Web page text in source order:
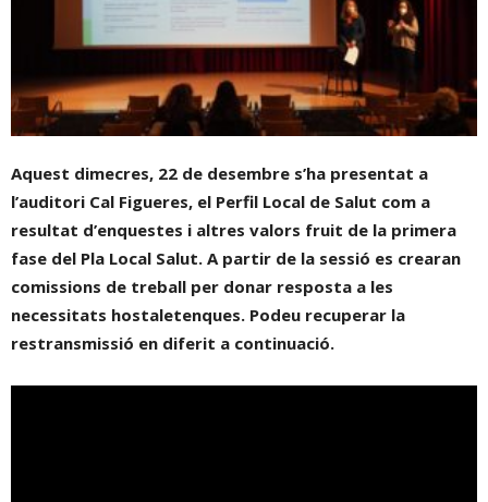
Aquest dimecres, 22 de desembre s’ha presentat a
l’auditori Cal Figueres, el Perfil Local de Salut com a
resultat d’enquestes i altres valors fruit de la primera
fase del Pla Local Salut. A partir de la sessió es crearan
comissions de treball per donar resposta a les
necessitats hostaletenques. Podeu recuperar la
restransmissió en diferit a continuació.